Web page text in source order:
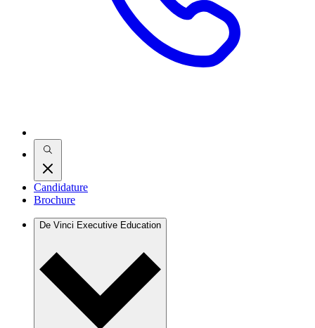
Candidature
Brochure
De Vinci Executive Education